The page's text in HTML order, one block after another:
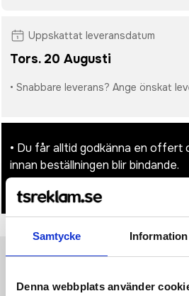
Samtycke Information
Denna webbplats använder
Uppskattat leveransdatum
Tors. 20 Augusti
• Snabbare leverans? Ange önskat
• Du får alltid godkänna en offert
innan beställningen blir bindande.
• Tryckfil/er logo laddas upp i